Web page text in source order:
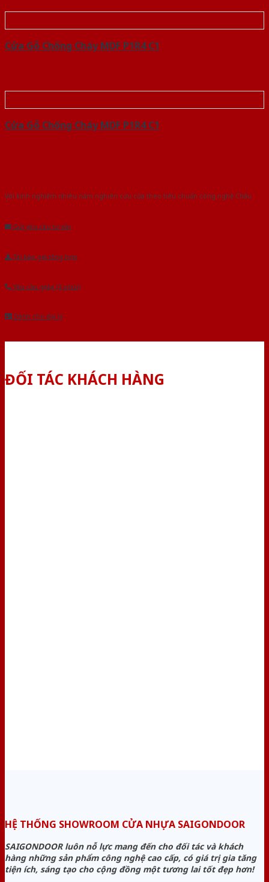
Cửa Gỗ Chống Cháy MDF P1R4 C1
Cửa Gỗ Chống Cháy MDF P1R4 C1
Với kinh nghiệm nhiêu năm nghiên cứu cửa theo tiêu chuẩn công nghệ Châu
Âu.Chúng tôi tự tin là nhà sản xuất & cung cấp hàng đầu tại Việt Nam!
Gửi yêu cầu tư vấn
Tải báo giá tổng hợp
Yêu cầu gọi lại (3 phút)
Dành cho đại lý
ĐỐI TÁC KHÁCH HÀNG
HỆ THỐNG SHOWROOM CỬA NHỰA SAIGONDOOR
SAIGONDOOR luôn nỗ lực mang đến cho đối tác và khách
hàng những sản phẩm công nghệ cao cấp, có giá trị gia tăng
tiện ích, sáng tạo cho cộng đồng một tương lai tốt đẹp hơn!